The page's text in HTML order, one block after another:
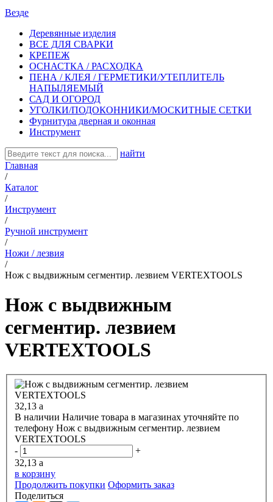
Везде
Деревянные изделия
ВСЕ ДЛЯ СВАРКИ
КРЕПЕЖ
ОСНАСТКА / РАСХОДКА
ПЕНА / КЛЕЯ / ГЕРМЕТИКИ/УТЕПЛИТЕЛЬ
НАПЫЛЯЕМЫЙ
САД И ОГОРОД
УГОЛКИ/ПОДОКОННИКИ/МОСКИТНЫЕ СЕТКИ
Фурнитура дверная и оконная
Инструмент
найти
Главная
/
Каталог
/
Инструмент
/
Ручной инструмент
/
Ножи / лезвия
/
Нож с выдвижным сегментир. лезвием VERTEXTOOLS
Нож с выдвижным
сегментир. лезвием
VERTEXTOOLS
32,13 a
В наличии Наличие товара в магазинах уточняйте по
телефону Нож с выдвижным сегментир. лезвием
VERTEXTOOLS
-
+
32,13 a
в корзину
Продолжить покупки Оформить заказ
Поделиться